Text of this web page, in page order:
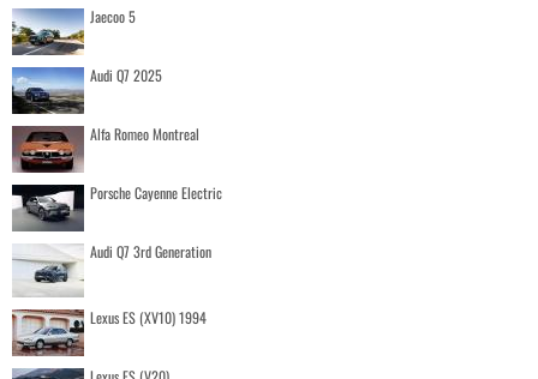
Jaecoo 5
Audi Q7 2025
Alfa Romeo Montreal
Porsche Cayenne Electric
Audi Q7 3rd Generation
Lexus ES (XV10) 1994